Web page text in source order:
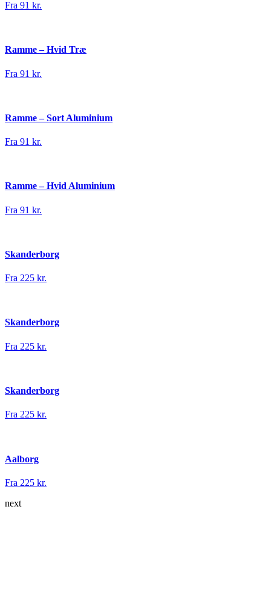
Fra 91 kr.
Ramme – Hvid Træ
Fra 91 kr.
Ramme – Sort Aluminium
Fra 91 kr.
Ramme – Hvid Aluminium
Fra 91 kr.
Skanderborg
Fra 225 kr.
Skanderborg
Fra 225 kr.
Skanderborg
Fra 225 kr.
Aalborg
Fra 225 kr.
next